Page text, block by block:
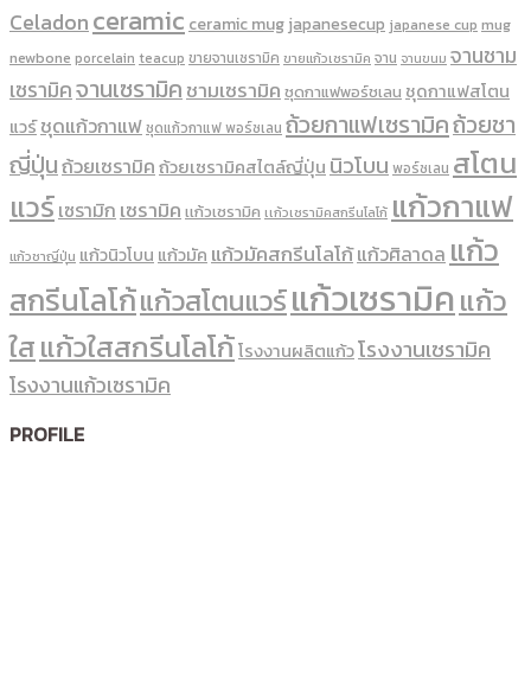
Celadonceramic ceramic mug japanesecup japanese cup mug
newbone porcelain teacup ขายจานเซรามิค ขายแก้วเซรามิค จาน จานขนม จานชาม
เซรามิคจานเซรามิคชามเซรามิค ชุดกาแฟพอร์ชเลน ชุดกาแฟสโตน
แวร์ชุดแก้วกาแฟชุดแก้วกาแฟ พอร์ซเลน ถ้วยกาแฟเซรามิคถ้วยชา
ญี่ปุ่นถ้วยเซรามิคถ้วยเซรามิคสไตล์ญี่ปุ่น นิวโบน พอร์ซเลน สโตน
แวร์เซรามิก เซรามิค เเก้วเซรามิค เเก้วเซรามิคสกรีนโลโก้ แก้วกาแฟ
แก้วชาญี่ปุ่น แก้วนิวโบน แก้วมัค แก้วมัคสกรีนโลโก้แก้วศิลาดล แก้ว
สกรีนโลโก้แก้วสโตนแวร์แก้วเซรามิคแก้ว
ใสแก้วใสสกรีนโลโก้โรงงานผลิตแก้วโรงงานเซรามิค
โรงงานแก้วเซรามิค
PROFILE